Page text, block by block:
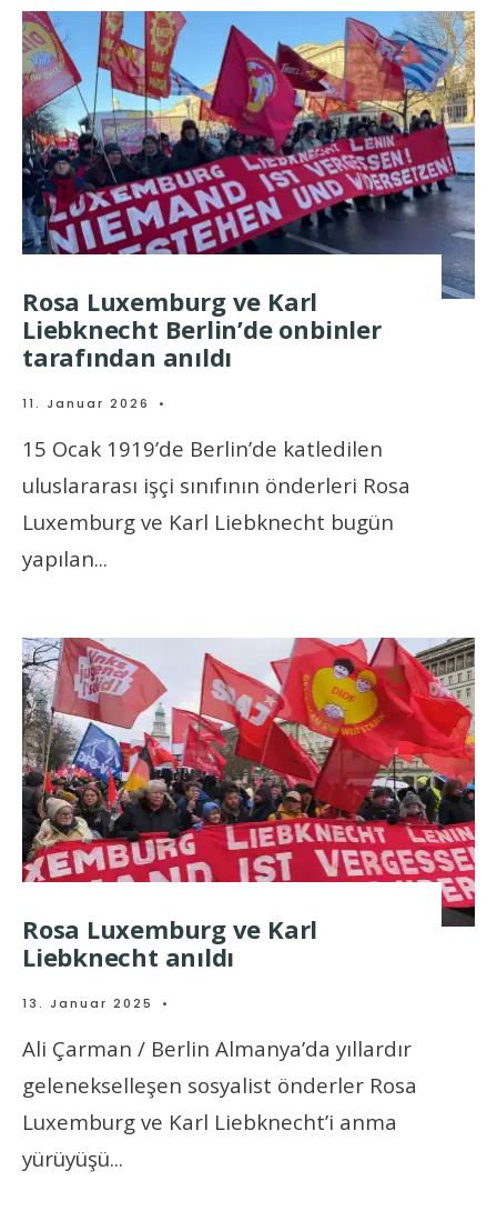
Rosa Luxemburg ve Karl
Liebknecht Berlin’de onbinler
tarafından anıldı
11. Januar 2026 •
15 Ocak 1919’de Berlin’de katledilen
uluslararası işçi sınıfının önderleri Rosa
Luxemburg ve Karl Liebknecht bugün
yapılan...
Rosa Luxemburg ve Karl
Liebknecht anıldı
13. Januar 2025 •
Ali Çarman / Berlin Almanya’da yıllardır
gelenekselleşen sosyalist önderler Rosa
Luxemburg ve Karl Liebknecht’i anma
yürüyüşü...